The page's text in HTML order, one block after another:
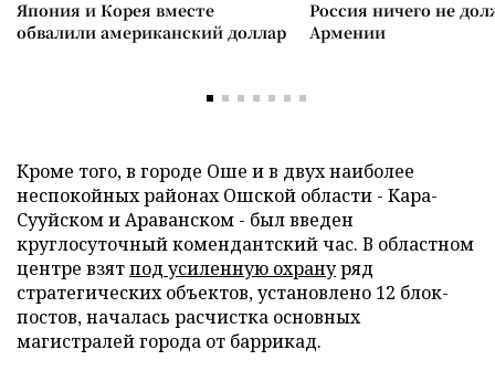
Япония и Корея вместе
обвалили американский доллар
Россия ничего не
Армении
Кроме того, в городе Оше и в двух наиболее
неспокойных районах Ошской области - Кара-
Сууйском и Араванском - был введен
круглосуточный комендантский час. В областном
центре взятпод усиленную охрануряд
стратегических объектов, установлено 12 блок-
постов, началась расчистка основных
магистралей города от баррикад.